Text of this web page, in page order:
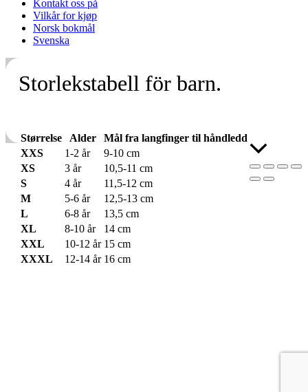
Kontakt oss på
Vilkår for kjøp
Norsk bokmål
Svenska
Storlekstabell för barn.
Størrelse Alder
Mål fra langfinger til håndledd
XXS
1-2 år
9-10 cm
XS
3 år
10,5-11 cm
S
4 år
11,5-12 cm
M
5-6 år
12,5-13 cm
L
6-8 år
13,5 cm
XL
8-10 år
14 cm
XXL
10-12 år 15 cm
XXXL
12-14 år 16 cm